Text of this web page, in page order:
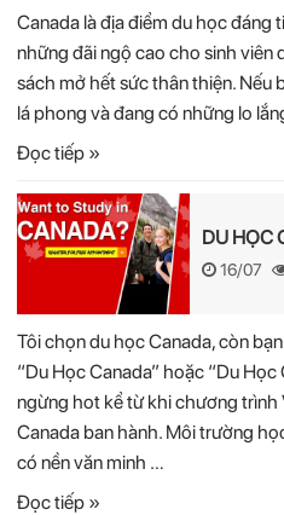
Canada là địa điểm du học đáng
những đãi ngộ cao cho sinh viên
sách mở hết sức thân thiện. Nếu
lá phong và đang có những lo
Đọc tiếp »
DU HỌC
16/07
Tôi chọn du học Canada, còn
“Du Học Canada” hoặc “Du
ngừng hot kể từ khi chương trình
Canada ban hành. Môi trường
có nền văn minh …
Đọc tiếp »